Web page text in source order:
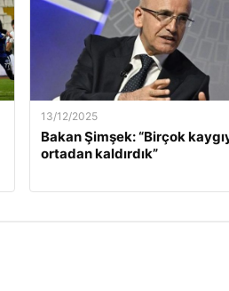
13/12/2025
Bakan Şimşek: “Birçok
ortadan kaldırdık”